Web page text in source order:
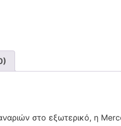
στο εξωτερικό, η